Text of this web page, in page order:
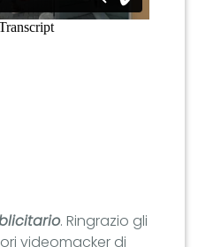
. Ringrazio gli
videomacker di